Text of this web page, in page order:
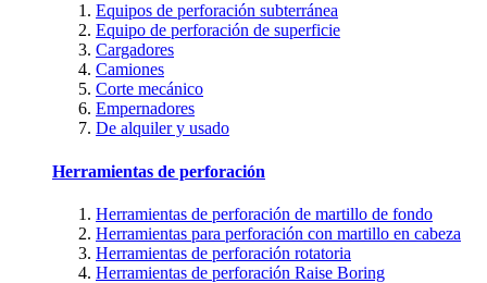
Equipos de perforación subterránea
Equipo de perforación de superficie
Cargadores
Camiones
Corte mecánico
Empernadores
De alquiler y usado
Herramientas de perforación
Herramientas de perforación de martillo de fondo
Herramientas para perforación con martillo en cabeza
Herramientas de perforación rotatoria
Herramientas de perforación Raise Boring